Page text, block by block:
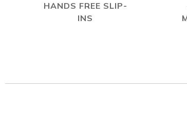
HANDS FREE SLIP-
INS